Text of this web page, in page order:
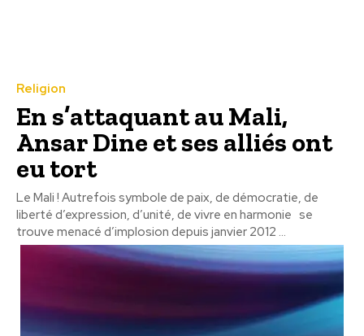
Religion
En s’attaquant au Mali,
Ansar Dine et ses alliés ont
eu tort
Le Mali ! Autrefois symbole de paix, de démocratie, de
liberté d’expression, d’unité, de vivre en harmonie se
trouve menacé d’implosion depuis janvier 2012 ...